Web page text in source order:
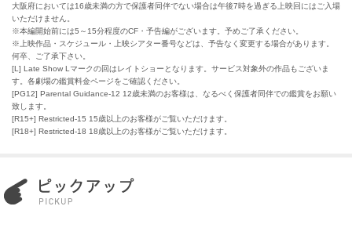
大阪府においては16歳未満の方で保護者同伴でない場合は午後7時を過ぎる上映回にはご入場
いただけません。
※本編開始前には5～15分程度のCF・予告編がございます。予めご了承ください。
※上映作品・スケジュール・上映シアター番号などは、予告なく変更する場合があります。
何卒、ご了承下さい。
[L] Late Show Lマークの回はレイトショーとなります。サービス対象外の作品もございま
す。各劇場の鑑賞料金ページをご確認ください。
[PG12] Parental Guidance-12 12歳未満のお客様は、なるべく保護者同伴での鑑賞をお願い
致します。
[R15+] Restricted-15 15歳以上のお客様がご覧いただけます。
[R18+] Restricted-18 18歳以上のお客様がご覧いただけます。